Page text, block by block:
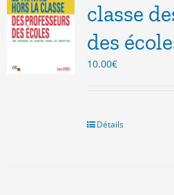
classe
des
10.00€
Détails